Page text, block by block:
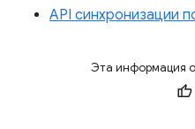
API синхронизации
Эта информация